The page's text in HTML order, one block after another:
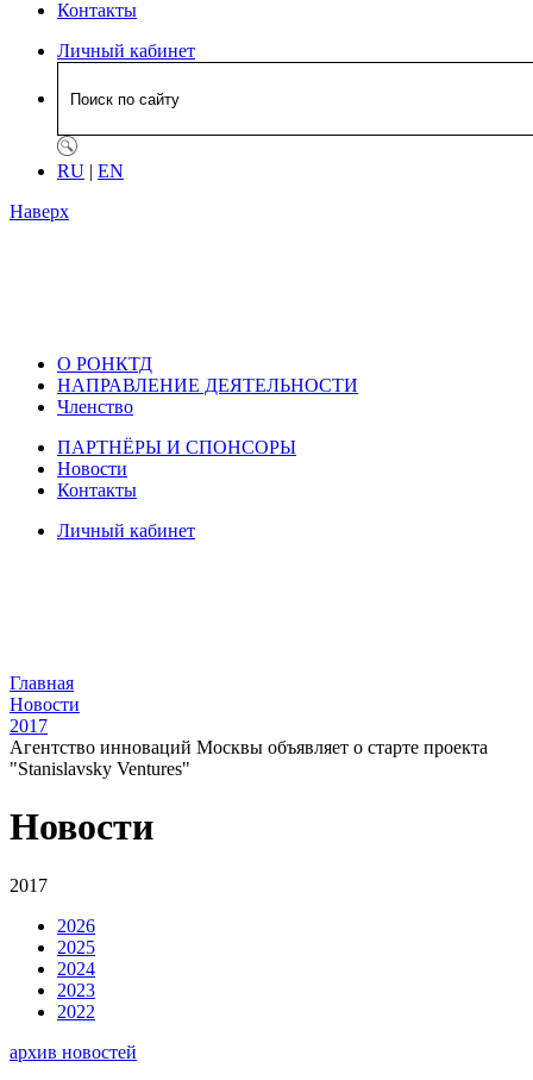
Контакты
Личный кабинет
RU | EN
Наверх
О РОНКТД
НАПРАВЛЕНИЕ ДЕЯТЕЛЬНОСТИ
Членство
ПАРТНЁРЫ И СПОНСОРЫ
Новости
Контакты
Личный кабинет
Главная
Новости
2017
Агентство инноваций Москвы объявляет о старте проекта
"Stanislavsky Ventures"
Новости
2017
2026
2025
2024
2023
2022
архив новостей